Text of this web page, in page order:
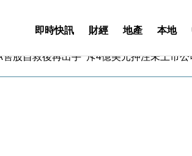
即時快訊 財經 地產 本地
售股自救後再出手 斥4億美元押注未上市公
務部擬擴大金屬關稅範圍 14類產品或加徵